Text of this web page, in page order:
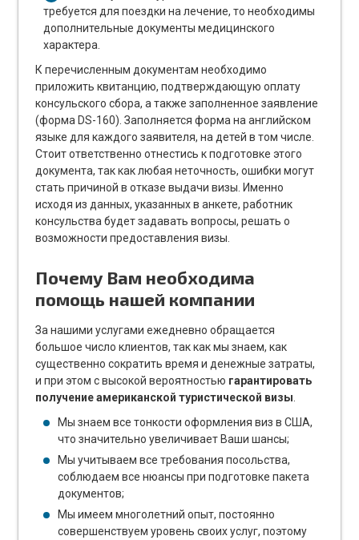
требуется для поездки на лечение, то необходимы
дополнительные документы медицинского
характера.
К перечисленным документам необходимо
приложить квитанцию, подтверждающую оплату
консульского сбора, а также заполненное заявление
(форма DS-160). Заполняется форма на английском
языке для каждого заявителя, на детей в том числе.
Стоит ответственно отнестись к подготовке этого
документа, так как любая неточность, ошибки могут
стать причиной в отказе выдачи визы. Именно
исходя из данных, указанных в анкете, работник
консульства будет задавать вопросы, решать о
возможности предоставления визы.
Почему Вам необходима
помощь нашей компании
За нашими услугами ежедневно обращается
большое число клиентов, так как мы знаем, как
существенно сократить время и денежные затраты,
и при этом с высокой вероятностью гарантировать
получение американской туристической визы
Мы знаем все тонкости оформления виз в США,
что значительно увеличивает Ваши шансы;
Мы учитываем все требования посольства,
соблюдаем все нюансы при подготовке пакета
документов;
Мы имеем многолетний опыт, постоянно
совершенствуем уровень своих услуг, поэтому